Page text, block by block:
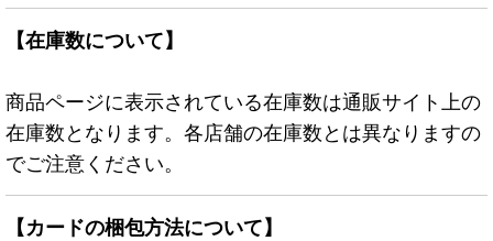
【在庫数について】
商品ページに表示されている在庫数は通販サイト上の
在庫数となります。各店舗の在庫数とは異なりますの
でご注意ください。
【カードの梱包方法について】